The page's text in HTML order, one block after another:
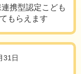
携型認定こども
もらえます
31日